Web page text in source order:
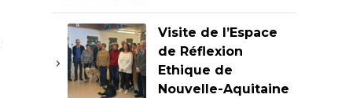
Visite de l’Espace
de Réflexion
Ethique de
Nouvelle-Aquitaine